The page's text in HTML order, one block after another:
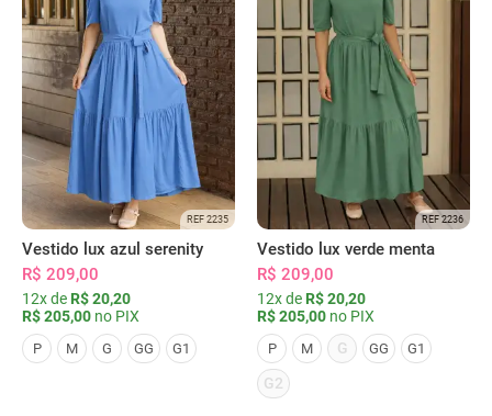
REF 2235
Vestido lux azul serenity
R$ 209,00
12x de R$ 20,20
R$ 205,00 no PIX
P M G GG G1
REF 2236
Vestido lux verde menta
R$ 209,00
12x de R$ 20,20
R$ 205,00 no PIX
P M G GG G1
G2